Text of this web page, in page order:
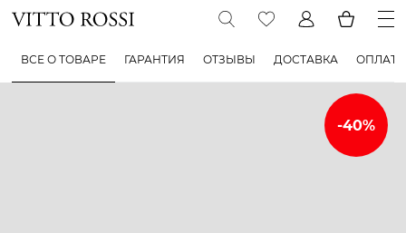
ВСЕ О ТОВАРЕ ГАРАНТИЯ ОТЗЫВЫ ДОСТАВКА ОПЛАТА